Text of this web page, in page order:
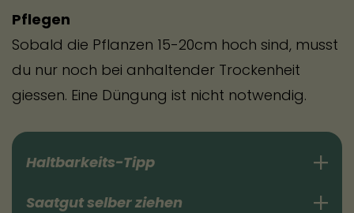
Pflegen
Sobald die Pflanzen 15-20cm hoch sind, musst
du nur noch bei anhaltender Trockenheit
giessen. Eine Düngung ist nicht notwendig.
Haltbarkeits-Tipp
Klatschmohn gilt oft als ungeeignet für die
Saatgut selber ziehen